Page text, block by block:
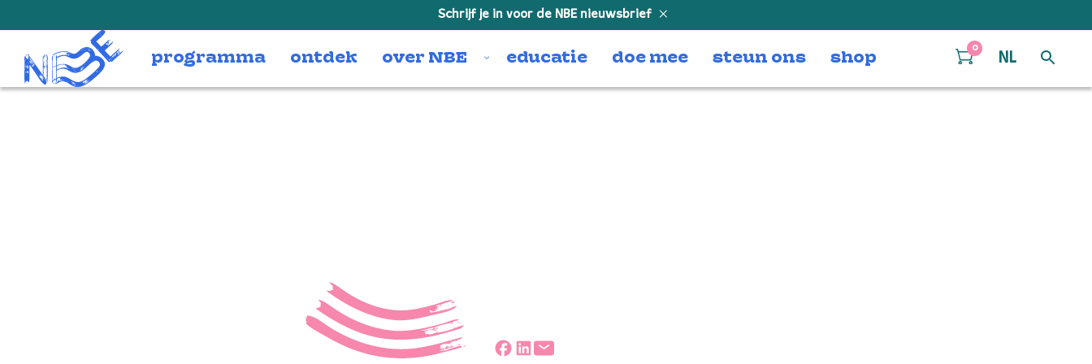
Schrijf je in voor de NBE nieuwsbrief
programma ontdek over NBE educatie doe mee steun ons shop
0
NL
Deel